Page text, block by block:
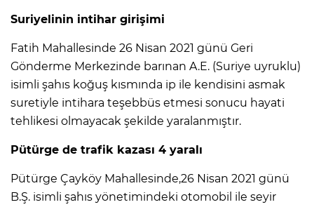
Suriyelinin intihar girişimi
Fatih Mahallesinde 26 Nisan 2021 günü Geri
Gönderme Merkezinde barınan A.E. (Suriye uyruklu)
isimli şahıs koğuş kısmında ip ile kendisini asmak
suretiyle intihara teşebbüs etmesi sonucu hayati
tehlikesi olmayacak şekilde yaralanmıştır.
Pütürge de trafik kazası 4 yaralı
Pütürge Çayköy Mahallesinde,26 Nisan 2021 günü
B.Ş. isimli şahıs yönetimindeki otomobil ile seyir